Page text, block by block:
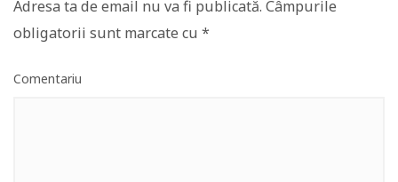
Adresa ta de email nu va fi publicată. Câmpurile
obligatorii sunt marcate cu *
Comentariu